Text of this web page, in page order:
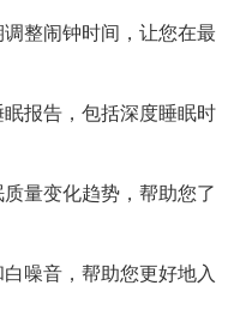
整闹钟时间，让您在最
报告，包括深度睡眠时
量变化趋势，帮助您了
噪音，帮助您更好地入